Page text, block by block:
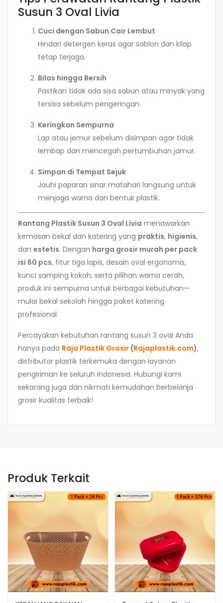
Susun 3 Oval Livia
Cuci dengan Sabun Cair Lembut
Hindari detergen keras agar sablon dan kilap
tetap terjaga.
Bilas hingga Bersih
Pastikan tidak ada sisa sabun atau minyak yang
tersisa sebelum pengeringan.
Keringkan Sempurna
Lap atau jemur sebelum disimpan agar tidak
lembap dan mencegah pertumbuhan jamur.
Simpan di Tempat Sejuk
Jauhi paparan sinar matahari langsung untuk
menjaga warna dan bentuk plastik.
Rantang Plastik Susun 3 Oval Livia menawarkan
kemasan bekal dan katering yang praktis, higienis,
dan estetis. Dengan harga grosir murah per pack
isi 60 pcs, fitur tiga lapis, desain oval ergonomis,
kunci samping kokoh, serta pilihan warna cerah,
produk ini sempurna untuk berbagai kebutuhan—
mulai bekal sekolah hingga paket katering
profesional.
Percayakan kebutuhan rantang susun 3 oval Anda
hanya pada Raja Plastik Grosir (Rajaplastik.com),
distributor plastik terkemuka dengan layanan
pengiriman ke seluruh Indonesia. Hubungi kami
sekarang juga dan nikmati kemudahan berbelanja
grosir kualitas terbaik!
Produk Terkait